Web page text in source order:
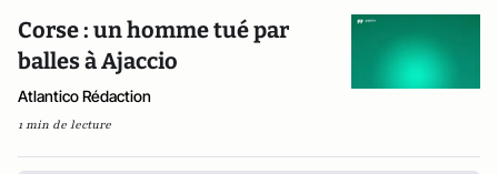
Corse : un homme tué par
balles à Ajaccio
Atlantico Rédaction
1 min de lecture